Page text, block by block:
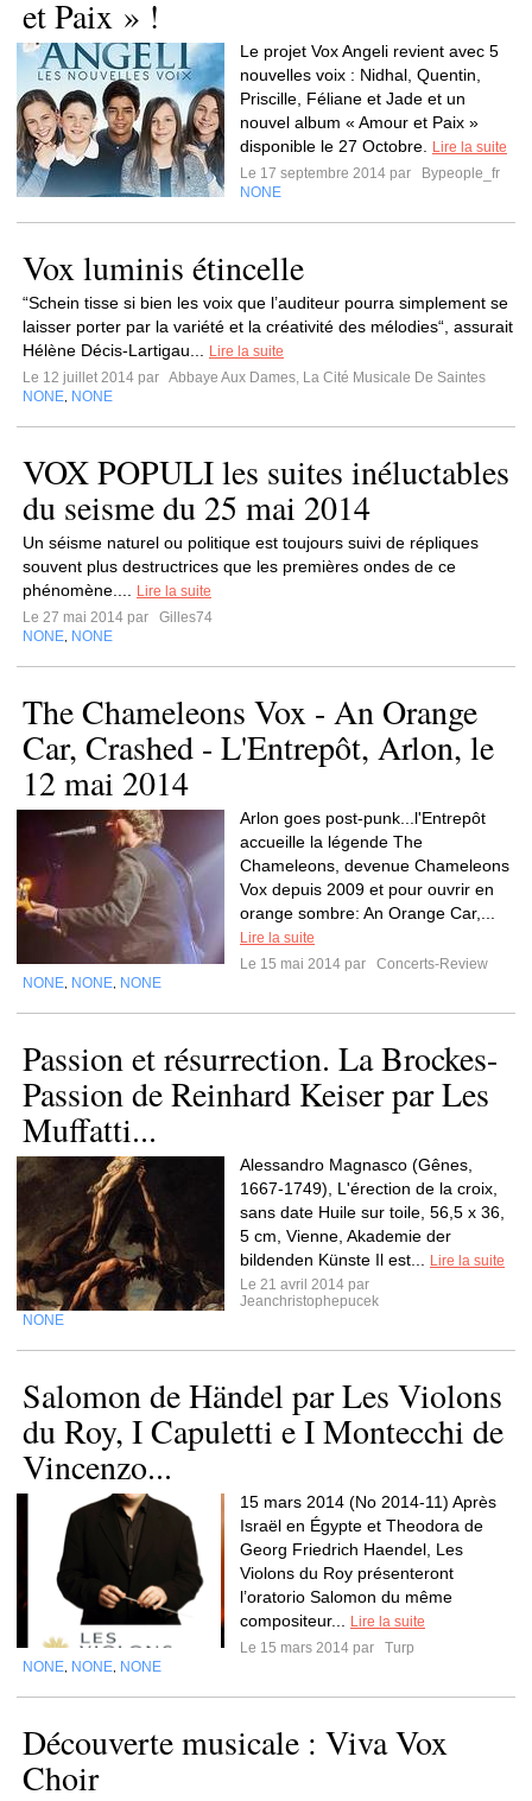
et Paix » !
Le projet Vox Angeli revient avec 5
nouvelles voix : Nidhal, Quentin,
Priscille, Féliane et Jade et un
nouvel album « Amour et Paix »
disponible le 27 Octobre.
Lire la suite
Le 17 septembre 2014 par
Bypeople_fr
NONE
Vox luminis étincelle
“Schein tisse si bien les voix que l’auditeur pourra simplement se
laisser porter par la variété et la créativité des mélodies“, assurait
Hélène Décis-Lartigau...
Lire la suite
Le 12 juillet 2014 par Abbaye Aux Dames, La Cité Musicale De Saintes
NONE NONE
VOX POPULI les suites inéluctables
du seisme du 25 mai 2014
Un séisme naturel ou politique est toujours suivi de répliques
souvent plus destructrices que les premières ondes de ce
phénomène....
Lire la suite
Le 27 mai 2014 par
Gilles74
NONE NONE
The Chameleons Vox - An Orange
Car, Crashed - L'Entrepôt, Arlon, le
12 mai 2014
Arlon goes post-punk...l'Entrepôt
accueille la légende The
Chameleons, devenue Chameleons
Vox depuis 2009 et pour ouvrir en
orange sombre: An Orange Car,...
Lire la suite
Le 15 mai 2014 par
Concerts-Review
NONE NONE NONE
Passion et résurrection. La Brockes-
Passion de Reinhard Keiser par Les
Muffatti...
Alessandro Magnasco (Gênes,
1667-1749), L'érection de la croix,
sans date Huile sur toile, 56,5 x 36,
5 cm, Vienne, Akademie der
bildenden Künste Il est...
Lire la suite
Le 21 avril 2014 par
Jeanchristophepucek
NONE
Salomon de Händel par Les Violons
du Roy, I Capuletti e I Montecchi de
Vincenzo...
15 mars 2014 (No 2014-11) Après
Israël en Égypte et Theodora de
Georg Friedrich Haendel, Les
Violons du Roy présenteront
l’oratorio Salomon du même
compositeur...
Lire la suite
Le 15 mars 2014 par
Turp
NONE NONE NONE
Découverte musicale : Viva Vox
Choir